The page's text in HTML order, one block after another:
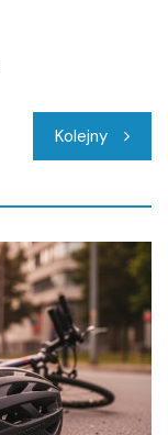
Kolejny